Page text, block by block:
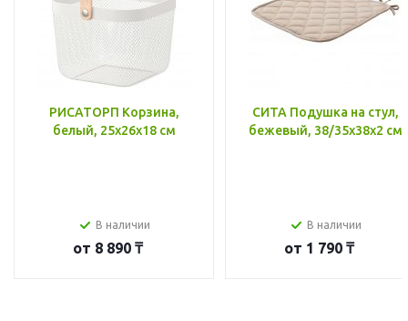
РИСАТОРП Корзина,
белый, 25x26x18 см
В наличии
от 8 890 ₸
СИТА Подушка на стул,
бежевый, 38/35x38x2 см
В наличии
от 1 790 ₸